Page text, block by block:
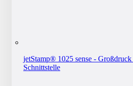
jetStamp® 1025 sense - Großdruck
Schnittstelle